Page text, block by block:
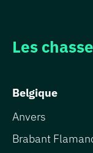
Les
Belgique
Anvers
Brabant